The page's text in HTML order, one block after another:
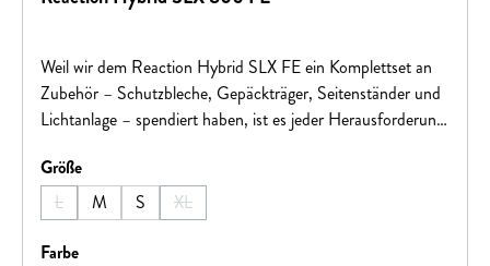
Weil wir dem Reaction Hybrid SLX FE ein Komplettset an
Zubehör – Schutzbleche, Gepäckträger, Seitenständer und
Lichtanlage – spendiert haben, ist es jeder Herausforderung
Wochenendausfahrt ins Grüne. Dabei arbeiten der
leistungsstarke Bosch CX Motor, der 800 Wh starke Akku
und die breit gefächerte Shimano XT 12-fach Schaltung auf
allen Routen und Anstiegen effizient Hand in Hand. Für
Größeauswählen
L
(Diese Option ist zurzeit nicht verfügbar.)
M S XL
(Diese Option ist zurzeit nicht verfügbar.)
Farbeauswählen